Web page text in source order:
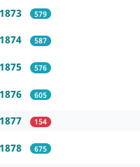
1873 579
1874 587
1875 576
1876 605
1877 154
1878 675